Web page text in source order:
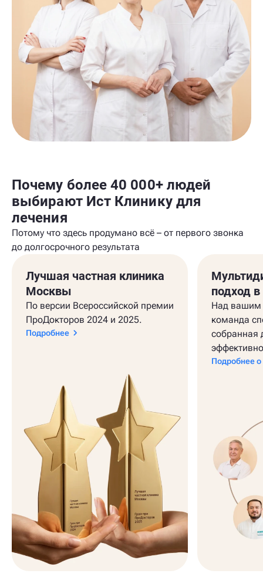
Почему более 40 000+ людей
выбирают Ист Клинику для
лечения
Потому что здесь продумано всё – от первого звонка
до долгосрочного результата
Лучшая частная клиника
Москвы
По версии Всероссийской премии
ПроДокторов 2024 и 2025.
Подробнее
подход
Над вашим
команда
собранная
Подробнее о